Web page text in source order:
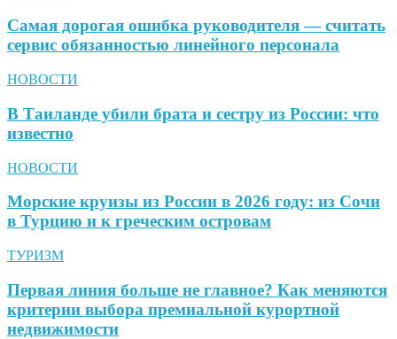
Самая дорогая ошибка руководителя — считать
сервис обязанностью линейного персонала
НОВОСТИ
В Таиланде убили брата и сестру из России: что
известно
НОВОСТИ
Морские круизы из России в 2026 году: из Сочи
в Турцию и к греческим островам
ТУРИЗМ
Первая линия больше не главное? Как меняются
критерии выбора премиальной курортной
недвижимости